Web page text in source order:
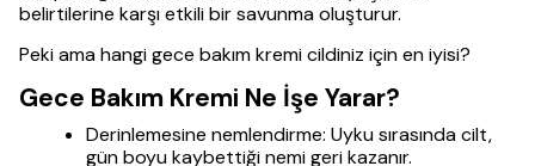
belirtilerine karşı etkili bir savunma oluşturur.
Peki ama hangi gece bakım kremi cildiniz için en iyisi?
Gece Bakım Kremi Ne İşe Yarar?
Derinlemesine nemlendirme: Uyku sırasında cilt,
gün boyu kaybettiği nemi geri kazanır.